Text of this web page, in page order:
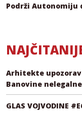
Podrži Autonomiju
Arhitekte
Banovine
GLAS VOJVODINE